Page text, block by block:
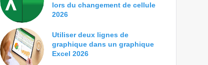
lors du changement de cellule
2026
Utiliser deux lignes de
graphique dans un graphique
Excel 2026